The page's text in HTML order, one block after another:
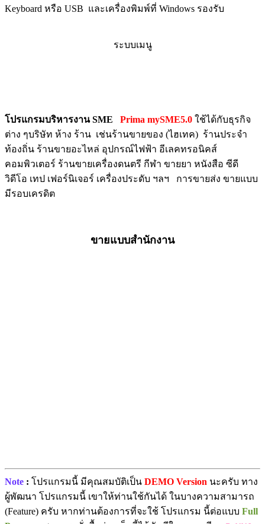
Keyboard หรือ USB และเครื่องพิมพ์ที่ Windows รองรับ
ระบบเมนู
โปรแกรมบริหารงาน SME Prima mySME5.0 ใช้ได้กับธุรกิจ
ต่าง ๆบริษัท ห้าง ร้าน เช่นร้านขายของ (ไฮเทค) ร้านประจำ
ท้องถิ่น ร้านขายอะไหล่ อุปกรณ์ไฟฟ้า อีเลคทรอนิคส์
คอมพิวเตอร์ ร้านขายเครื่องดนตรี กีฬา ขายยา หนังสือ ซีดี
วิดีโอ เทป เฟอร์นิเจอร์ เครื่องประดับ ฯลฯ การขายส่ง ขายแบบ
มีรอบเครดิต
ขายแบบสำนักงาน
Note : โปรแกรมนี้ มีคุณสมบัติเป็น DEMO Version นะครับ ทาง
ผู้พัฒนา โปรแกรมนี้ เขาให้ท่านใช้กันได้ ในบางความสามารถ
(Feature) ครับ หากท่านต้องการที่จะใช้ โปรแกรม นี้ต่อแบบ Full